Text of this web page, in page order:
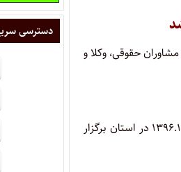
امور مشاوران حقوقی، وکلا و
آزمون مشاوره حقوقی داوطلبین استان کرمانشاه که به علت حادثه ناگوار زلزله به تعویق افتاده بود در روز پنجشنبه مورخ ۱۳۹۶.۱۲.۱۰ در استان برگزار
دسترسی